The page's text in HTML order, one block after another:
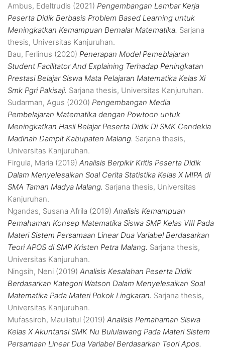
Ambus, Edeltrudis (2021) Pengembangan Lembar Kerja
Peserta Didik Berbasis Problem Based Learning untuk
Meningkatkan Kemampuan Bernalar Matematika. Sarjana
thesis, Universitas Kanjuruhan.
Bau, Ferlinus (2020) Penerapan Model Pemeblajaran
Student Facilitator And Explaining Terhadap Peningkatan
Prestasi Belajar Siswa Mata Pelajaran Matematika Kelas Xi
Smk Pgri Pakisaji. Sarjana thesis, Universitas Kanjuruhan.
Sudarman, Agus (2020) Pengembangan Media
Pembelajaran Matematika dengan Powtoon untuk
Meningkatkan Hasil Belajar Peserta Didik Di SMK Cendekia
Madinah Dampit Kabupaten Malang. Sarjana thesis,
Universitas Kanjuruhan.
Firgula, Maria (2019) Analisis Berpikir Kritis Peserta Didik
Dalam Menyelesaikan Soal Cerita Statistika Kelas X MIPA di
SMA Taman Madya Malang. Sarjana thesis, Universitas
Kanjuruhan.
Ngandas, Susana Afrila (2019) Analisis Kemampuan
Pemahaman Konsep Matematika Siswa SMP Kelas VIII Pada
Materi Sistem Persamaan Linear Dua Variabel Berdasarkan
Teori APOS di SMP Kristen Petra Malang. Sarjana thesis,
Universitas Kanjuruhan.
Ningsih, Neni (2019) Analisis Kesalahan Peserta Didik
Berdasarkan Kategori Watson Dalam Menyelesaikan Soal
Matematika Pada Materi Pokok Lingkaran. Sarjana thesis,
Universitas Kanjuruhan.
Mufassiroh, Mauliatul (2019) Analisis Pemahaman Siswa
Kelas X Akuntansi SMK Nu Bululawang Pada Materi Sistem
Persamaan Linear Dua Variabel Berdasarkan Teori Apos.